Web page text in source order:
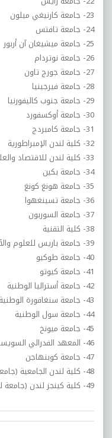
23- جامعة كارنيغي ميلون
24- جامعة تافتس
25- جامعة ميشيغان آن أربور
26- جامعة نوتردام
27- جامعة جورج تاون
28- جامعة فيرجينيا
29- جامعة جنوب كاليفورنيا
30- جامعة أوكسفورد
31- جامعة كامبردج
32- كلية لندن الإمبراطورية
33- كلية لندن للاقتصاد والعلوم السياسية
34- جامعة بكين
35- جامعة هونغ كونغ
36- جامعة تسينغهوا
37- جامعة السوربون
38- كلية التقنية
39- جامعة باريس للعلوم والآداب
40- جامعة طوكيو
41- جامعة كيوتو
42- جامعة أستراليا الوطنية
43- جامعة سنغافورة الوطنية
44- جامعة سول الوطنية
45- جامعة ميونخ
46- المعهد الفدرالي السويسري للتقنية في زيورخ
47- جامعة كوبنهاجن
48- كلية لندن الجامعية (جامعة لندن)
49- كلية كينجز لندن (جامعة لندن)